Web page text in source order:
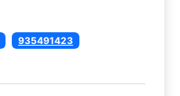
935491423